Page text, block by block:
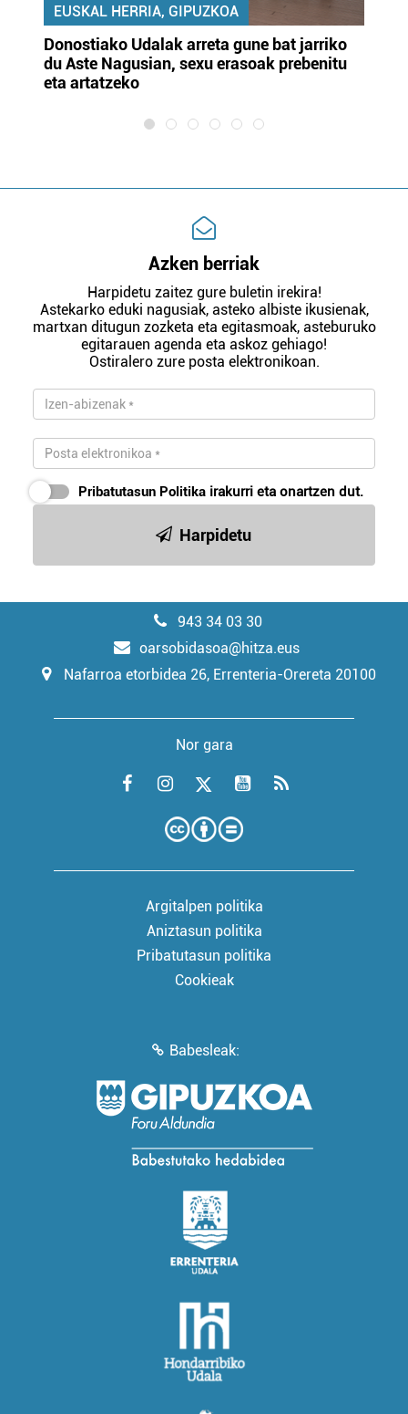
EUSKAL HERRIA, GIPUZKOA
Donostiako Udalak arreta gune bat jarriko
du Aste Nagusian, sexu erasoak prebenitu
eta artatzeko
Azken berriak
Harpidetu zaitez gure buletin irekira!
Astekarko eduki nagusiak, asteko albiste ikusienak,
martxan ditugun zozketa eta egitasmoak, asteburuko
egitarauen agenda eta askoz gehiago!
Ostiralero zure posta elektronikoan.
Pribatutasun Politika irakurri eta onartzen dut.
Harpidetu
943 34 03 30
oarsobidasoa@hitza.eus
Nafarroa etorbidea 26, Errenteria-Orereta 20100
Nor gara
Argitalpen politika
Aniztasun politika
Pribatutasun politika
Cookieak
Babesleak: